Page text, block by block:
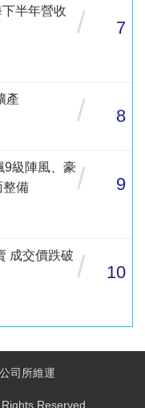
半年營收
/ 7
產
/ 8
9級陣風、豪
備
/ 9
成交價跌破 / 10
司所維運
Reserved.